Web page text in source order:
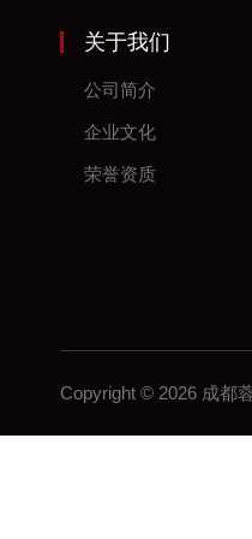
关于我们
公司简介
企业文化
荣誉资质
Copyright © 2026 成